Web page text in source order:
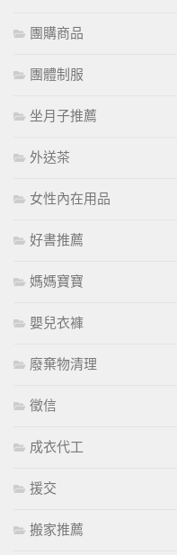
團購商品
團體制服
坐月子推薦
外送茶
女性內在用品
好書推薦
媽媽寶寶
嬰兒衣褲
廢棄物清理
徵信
成衣代工
援交
搬家推薦